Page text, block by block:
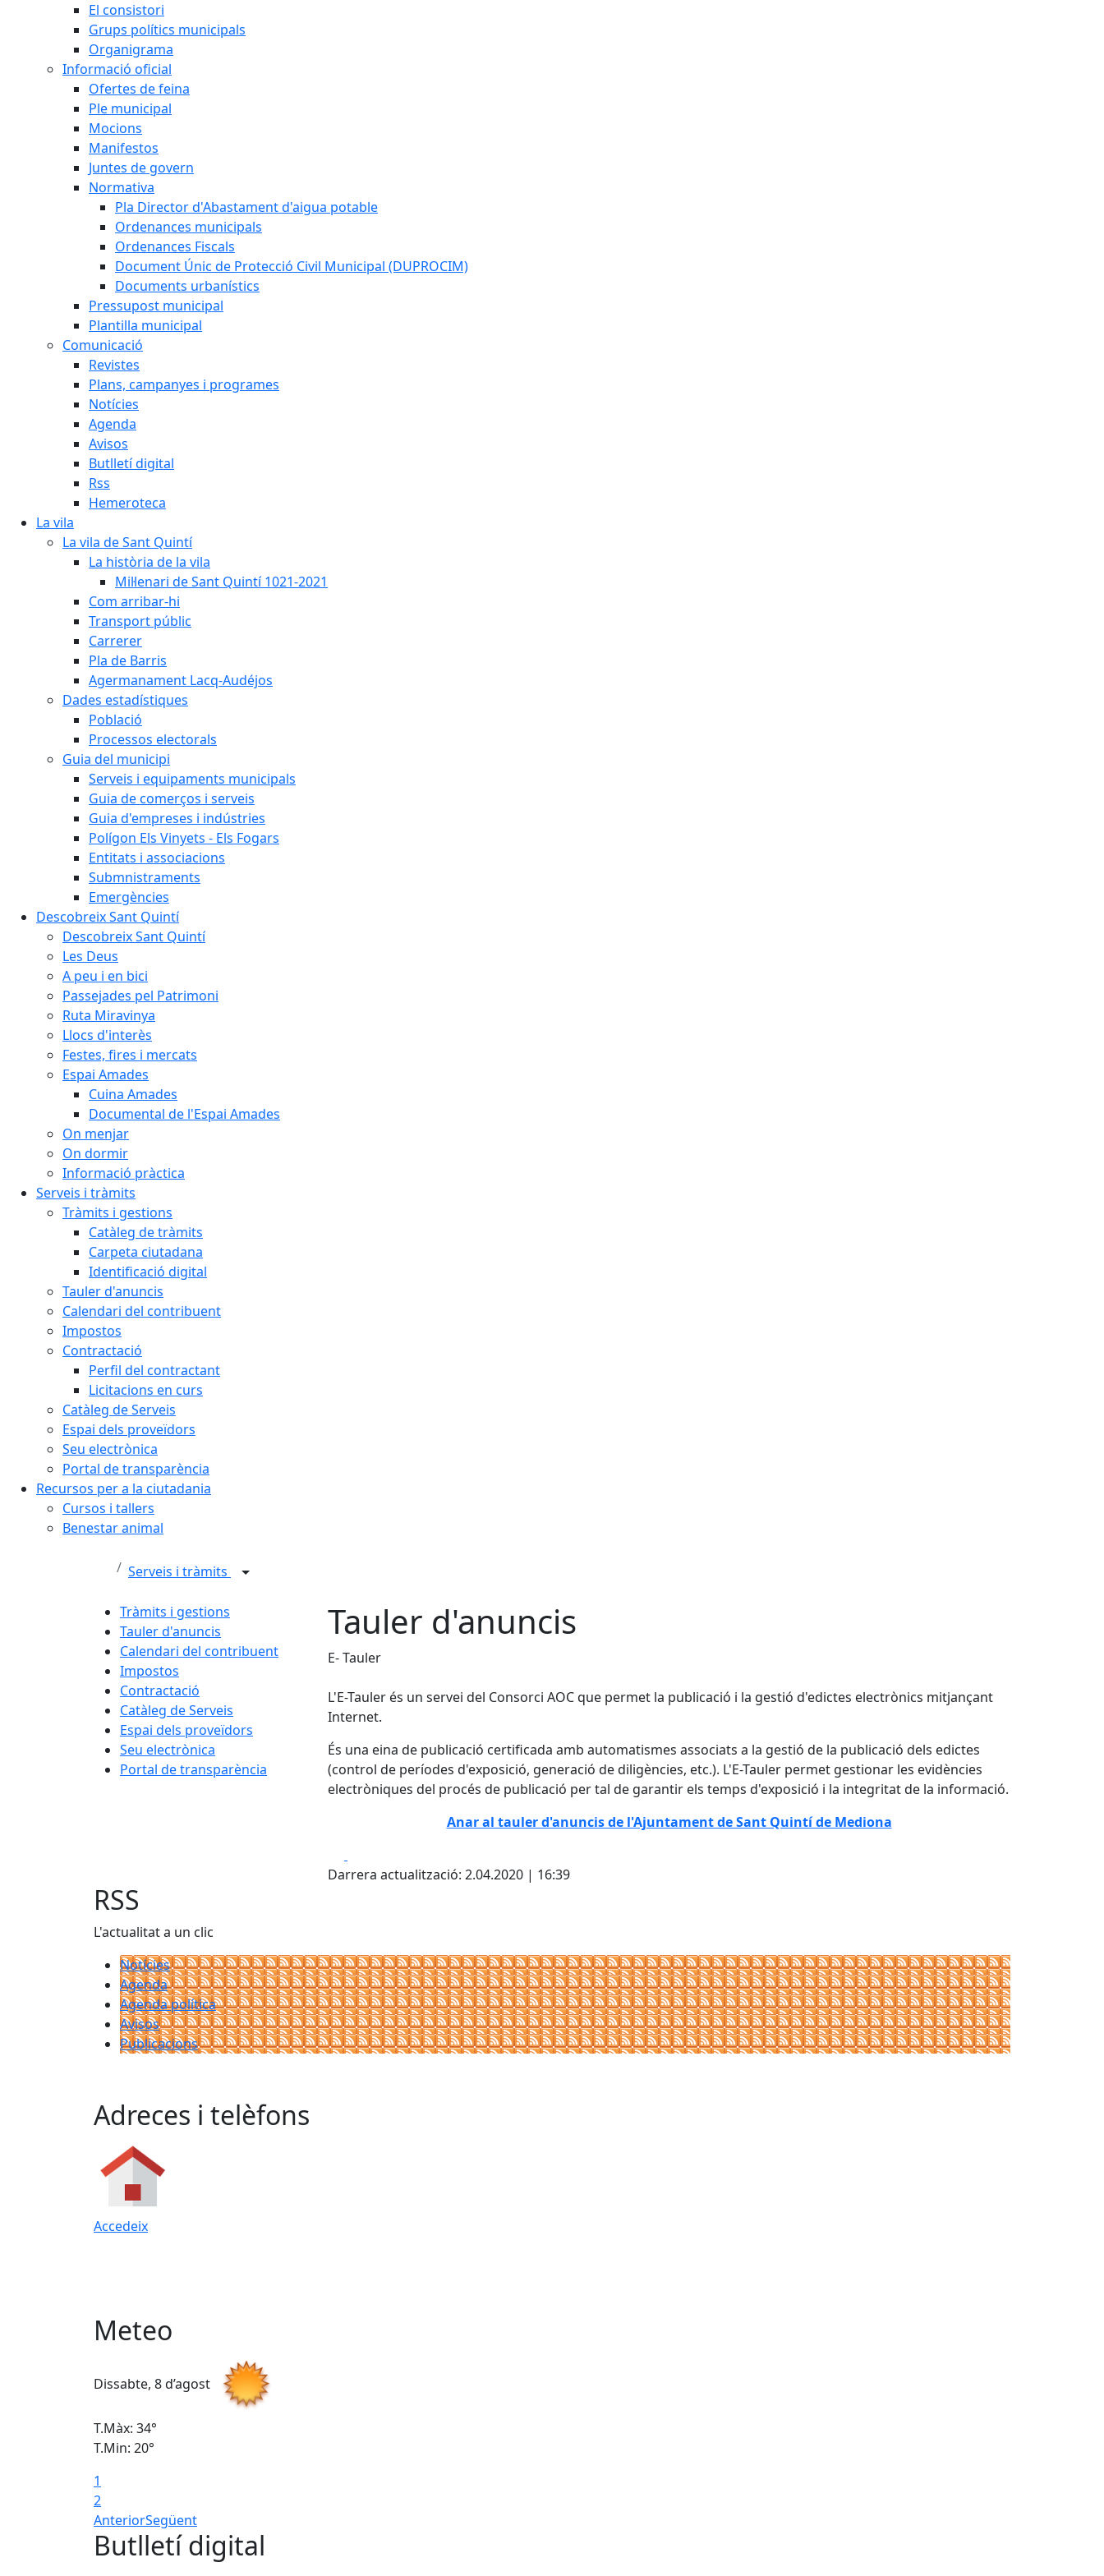
El consistori
Grups polítics municipals
Organigrama
Informació oficial
Ofertes de feina
Ple municipal
Mocions
Manifestos
Juntes de govern
Normativa
Pla Director d'Abastament d'aigua potable
Ordenances municipals
Ordenances Fiscals
Document Únic de Protecció Civil Municipal (DUPROCIM)
Documents urbanístics
Pressupost municipal
Plantilla municipal
Comunicació
Revistes
Plans, campanyes i programes
Notícies
Agenda
Avisos
Butlletí digital
Rss
Hemeroteca
La vila
La vila de Sant Quintí
La història de la vila
Mil·lenari de Sant Quintí 1021-2021
Com arribar-hi
Transport públic
Carrerer
Pla de Barris
Agermanament Lacq-Audéjos
Dades estadístiques
Població
Processos electorals
Guia del municipi
Serveis i equipaments municipals
Guia de comerços i serveis
Guia d'empreses i indústries
Polígon Els Vinyets - Els Fogars
Entitats i associacions
Submnistraments
Emergències
Descobreix Sant Quintí
Descobreix Sant Quintí
Les Deus
A peu i en bici
Passejades pel Patrimoni
Ruta Miravinya
Llocs d'interès
Festes, fires i mercats
Espai Amades
Cuina Amades
Documental de l'Espai Amades
On menjar
On dormir
Informació pràctica
Serveis i tràmits
Tràmits i gestions
Catàleg de tràmits
Carpeta ciutadana
Identificació digital
Tauler d'anuncis
Calendari del contribuent
Impostos
Contractació
Perfil del contractant
Licitacions en curs
Catàleg de Serveis
Espai dels proveïdors
Seu electrònica
Portal de transparència
Recursos per a la ciutadania
Cursos i tallers
Benestar animal
Serveis i tràmits
Tràmits i gestions
Tauler d'anuncis
Calendari del contribuent
Impostos
Contractació
Catàleg de Serveis
Espai dels proveïdors
Seu electrònica
Portal de transparència
Tauler d'anuncis
E- Tauler
L'E-Tauler és un servei del Consorci AOC que permet la publicació i la gestió d'edictes electrònics mitjançant
Internet.
És una eina de publicació certificada amb automatismes associats a la gestió de la publicació dels edictes
(control de períodes d'exposició, generació de diligències, etc.). L'E-Tauler permet gestionar les evidències
electròniques del procés de publicació per tal de garantir els temps d'exposició i la integritat de la informació.
Anar al tauler d'anuncis de l'Ajuntament de Sant Quintí de Mediona
Darrera actualització: 2.04.2020 | 16:39
RSS
L'actualitat a un clic
Notícies
Agenda
Agenda política
Avisos
Publicacions
Adreces i telèfons
Accedeix
Meteo
Dissabte, 8 d’agost
T.Màx: 34°
T.Min: 20°
1
2
AnteriorSegüent
Butlletí digital